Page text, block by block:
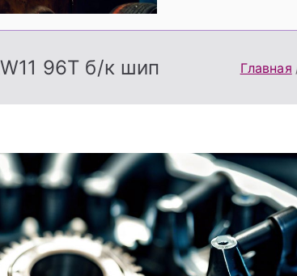
96Т б/к шип Главная